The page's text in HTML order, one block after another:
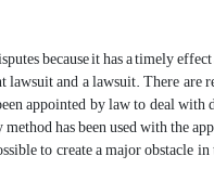
because it has a timely
lawsuit and a lawsuit. There
appointed by law to deal
has been used with the
to create a major obstacle